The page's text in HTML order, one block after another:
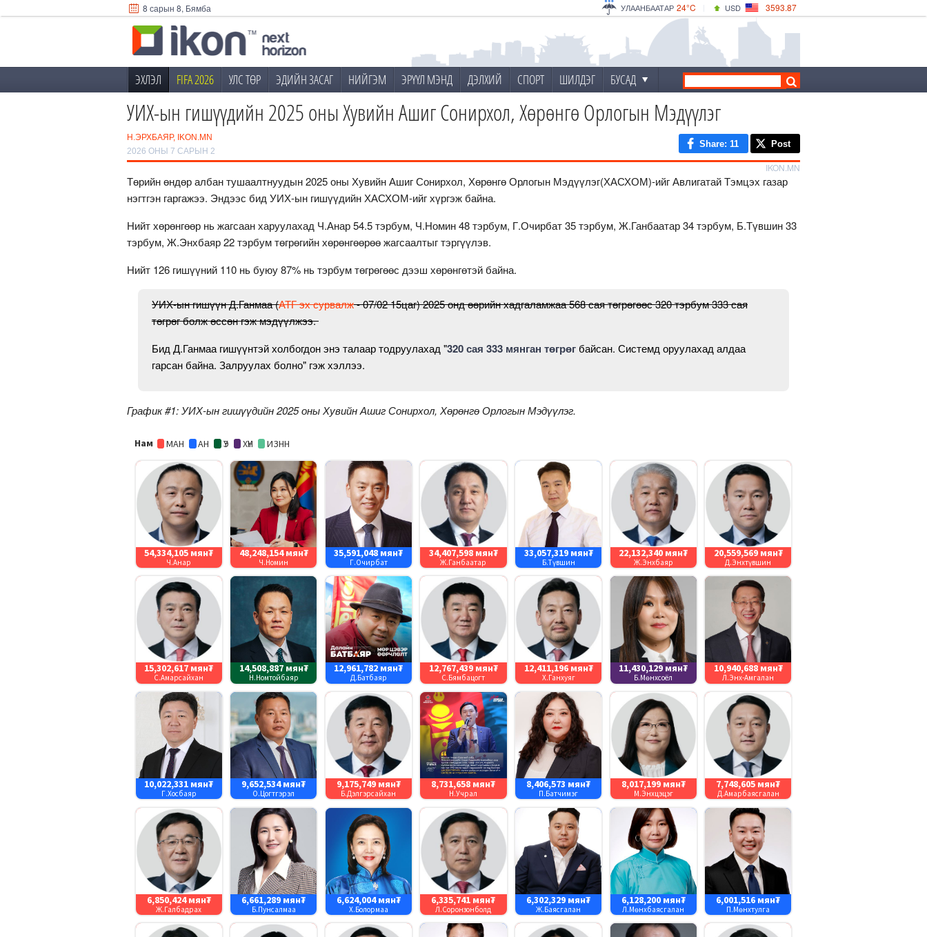
8 сарын 8, Бямба 24°C
УЛААНБААТАР
25°C
ДАРХАН
22°C
ЭРДЭНЭТ
USD 3593.87
4141.04
ЭХЛЭЛ FIFA 2026 УЛС ТӨР ЭДИЙН ЗАСАГ НИЙГЭМ ЭРҮҮЛ МЭНД ДЭЛХИЙ СПОРТ ШИЛДЭГ БУСАД
УИХ-ын гишүүдийн 2025 оны Хувийн Ашиг Сонирхол, Хөрөнгө Орлогын Мэдүүлэг
Н.ЭРХБАЯР, IKON.MN
2026 ОНЫ 7 САРЫН 2
Share: 11 Post
IKON.MN
Төрийн өндөр албан тушаалтнуудын 2025 оны Хувийн Ашиг Сонирхол, Хөрөнгө Орлогын Мэдүүлэг(ХАСХОМ)-ийг Авлигатай Тэмцэх газар
нэгтгэн гаргажээ. Эндээс бид УИХ-ын гишүүдийн ХАСХОМ-ийг хүргэж байна.
Нийт хөрөнгөөр нь жагсаан харуулахад Ч.Анар 54.5 тэрбум, Ч.Номин 48 тэрбум, Г.Очирбат 35 тэрбум, Ж.Ганбаатар 34 тэрбум, Б.Түвшин 33
тэрбум, Ж.Энхбаяр 22 тэрбум төгрөгийн хөрөнгөөрөө жагсаалтыг тэргүүлэв.
Нийт 126 гишүүний 110 нь буюу 87% нь тэрбум төгрөгөөс дээш хөрөнгөтэй байна.
УИХ-ын гишүүн Д.Ганмаа (АТГ эх сурвалж- 07/02 15цаг) 2025 онд өөрийн хадгаламжаа 568 сая төгрөгөөс 320 тэрбум 333 сая
төгрөг болж өссөн гэж мэдүүлжээ.
Бид Д.Ганмаа гишүүнтэй холбогдон энэ талаар тодруулахад "320 сая 333 мянган төгрөгбайсан. Системд оруулахад алдаа
гарсан байна. Залруулах болно" гэж хэллээ.
График #1: УИХ-ын гишүүдийн 2025 оны Хувийн Ашиг Сонирхол, Хөрөнгө Орлогын Мэдүүлэг.